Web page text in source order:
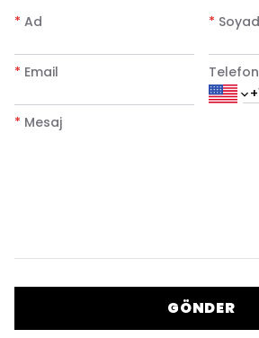
* Ad * Soyad
* Email Telefon
* Mesaj
GÖNDER